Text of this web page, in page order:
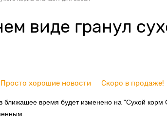
виде гранул
Просто хорошие новости Скоро в продаже!
ближашее время будет изменено на "Сухой корм